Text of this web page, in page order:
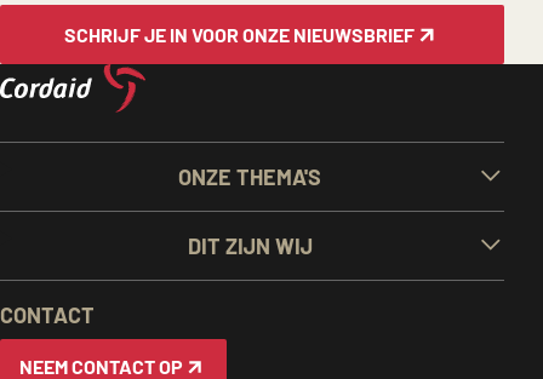
SCHRIJF JE IN VOOR ONZE NIEUWSBRIEF
BELANGRIJKE
LINKS
EN
INFORMATIE
ONZE THEMA'S
DIT ZIJN WIJ
CONTACT
NEEM CONTACT OP